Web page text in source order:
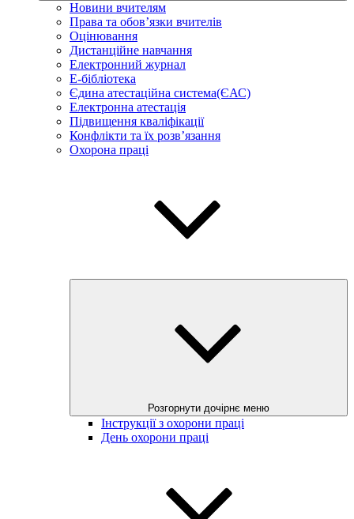
Новини вчителям
Права та обов’язки вчителів
Оцінювання
Дистанційне навчання
Електронний журнал
E-бібліотека
Єдина атестаційна система(ЄАС)
Електронна атестація
Підвищення кваліфікації
Конфлікти та їх розв’язання
Охорона праці
Розгорнути дочірнє меню
Інструкції з охорони праці
День охорони праці